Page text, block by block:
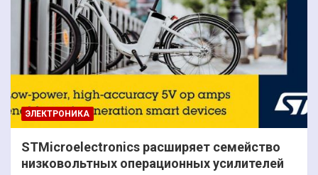
ЭЛЕКТРОНИКА
STMicroelectronics расширяет семейство
низковольтных операционных усилителей